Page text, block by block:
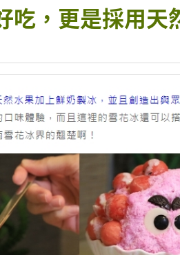
吃，更是採用